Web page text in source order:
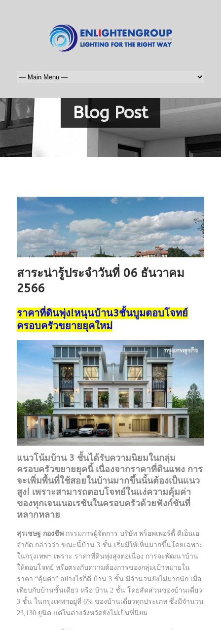
Blog Post
สาระน่ารู้ประจำวันที่ 06 ธันวาคม
2566
ราคาที่ดินพุ่ง!หนุนบ้าน3ชั้นบูมตอบโจทย์
ครอบครัวขยายยุคใหม่
แนวโน้มบ้าน 3 ชั้นได้รับความนิยมในกลุ่ม
ครอบครัวขยายยุคนี้ เนื่องจากราคาที่ดินแพง การ
จะเพิ่มพื้นที่ใช้สอยในบ้านมากขึ้นนั้นต้องเป็นแนว
สูง! เพราะสามารถตอบโจทย์ในแง่ความคุ้มค่า
ของทุกเจนเนอเรชันในครอบครัวด้วยฟังก์ชันที่
หลากหลาย
สุรเชษฐ กองชีพ กรรมการผู้จัดการ บริษัท พร็อพเพอร์ตี้ ดีเอ็นเอ
จำกัด กล่าวว่า ขณะนี้บ้าน 3 ชั้น เริ่มมีให้เห็นมากขึ้นโดยเฉพาะ
ในกรุงเทพฯ เพราะ ราคาที่ดินพุ่งสูงต่อเนื่อง การจะพัฒนาบ้าน
ให้ตอบโจทย์ หรือตรงกับความต้องการของกลุ่มเป้าหมายใน
ราคา “คุ้มค่า” อย่างไรก็ดี บ้าน 3 ชั้น มีจำนวนยังไม่มากนัก เมื่อ
เทียบกับบ้านชั้นเดียว หรือ บ้าน 2 ชั้น โดยสัดส่วนของบ้านเดี่ยว
3 ชั้น ในกรุงเทพฯอยู่ที่ 6% ของบ้านเดี่ยวทุกประเภท ซึ่งมีจำนวน
23,130 ยูนิต แต่ในต่างจังหวัดยังไม่เป็นที่นิยม